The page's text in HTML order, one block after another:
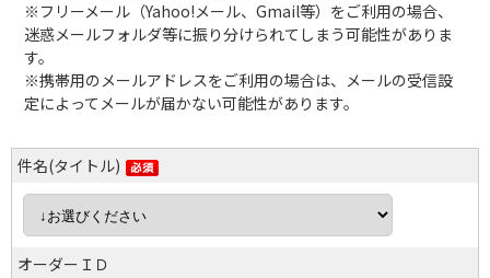
※フリーメール（Yahoo!メール、Gmail等）をご利用の場合、
迷惑メールフォルダ等に振り分けられてしまう可能性がありま
す。
※携帯用のメールアドレスをご利用の場合は、メールの受信設
定によってメールが届かない可能性があります。
件名(タイトル)
オーダーＩＤ